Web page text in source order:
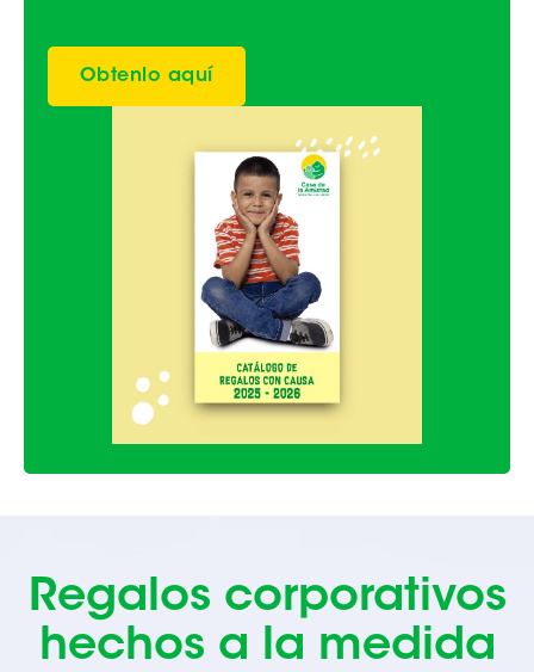
Obtenlo aquí
Regalos corporativos
hechos a la medida